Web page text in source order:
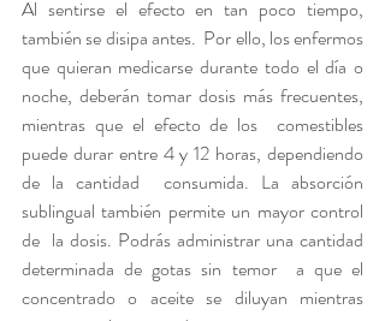
Al sentirse el efecto en tan poco tiempo,
también se disipa antes.  Por ello, los enfermos
que quieran medicarse durante todo el día o
noche, deberán tomar dosis más frecuentes,
mientras que el efecto de los  comestibles
puede durar entre 4 y 12 horas, dependiendo
de la cantidad  consumida. La absorción
sublingual también permite un mayor control
de  la dosis. Podrás administrar una cantidad
determinada de gotas sin temor  a que el
concentrado o aceite se diluyan mientras